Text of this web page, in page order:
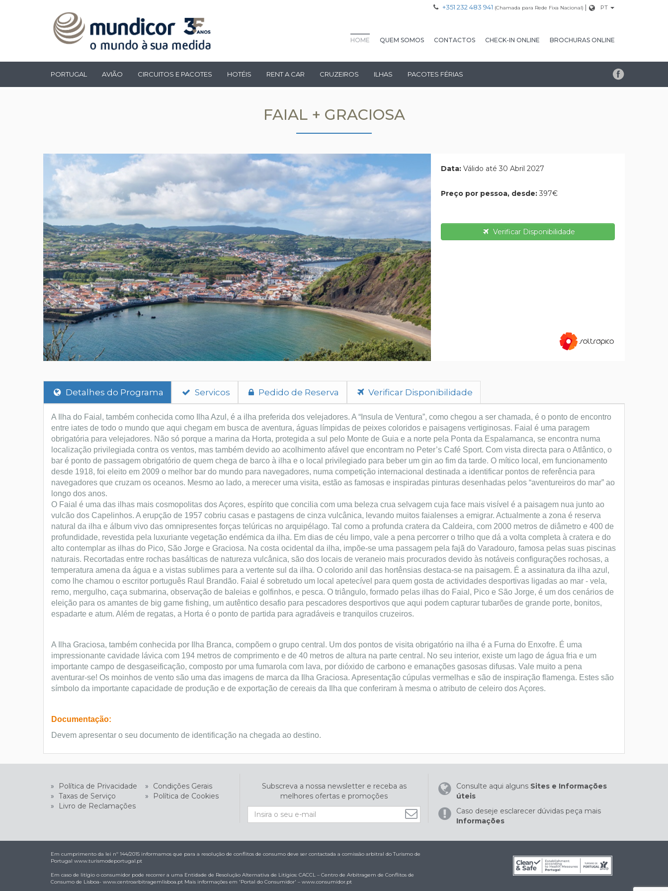
+351 232 483 941 (Chamada para Rede Fixa Nacional) | PT
HOME QUEM SOMOS CONTACTOS CHECK-IN ONLINE BROCHURAS ONLINE
PORTUGAL AVIÃO CIRCUITOS E PACOTES HOTÉIS RENT A CAR CRUZEIROS ILHAS PACOTES FÉRIAS
FAIAL + GRACIOSA
Data: Válido até 30 Abril 2027
Preço por pessoa, desde: 397€
Verificar Disponibilidade
Detalhes do Programa Servicos Pedido de Reserva Verificar Disponibilidade
A Ilha do Faial, também conhecida como Ilha Azul, é a ilha preferida dos velejadores. A “Insula de Ventura”, como chegou a ser chamada, é o ponto de encontro
entre iates de todo o mundo que aqui chegam em busca de aventura, águas límpidas de peixes coloridos e paisagens vertiginosas. Faial é uma paragem
obrigatória para velejadores. Não só porque a marina da Horta, protegida a sul pelo Monte de Guia e a norte pela Ponta da Espalamanca, se encontra numa
localização privilegiada contra os ventos, mas também devido ao acolhimento afável que encontram no Peter’s Café Sport. Com vista directa para o Atlântico, o
bar é ponto de passagem obrigatório de quem chega de barco à ilha e o local privilegiado para beber um gin ao fim da tarde. O mítico local, em funcionamento
desde 1918, foi eleito em 2009 o melhor bar do mundo para navegadores, numa competição internacional destinada a identificar pontos de referência para
navegadores que cruzam os oceanos. Mesmo ao lado, a merecer uma visita, estão as famosas e inspiradas pinturas desenhadas pelos “aventureiros do mar” ao
longo dos anos.
O Faial é uma das ilhas mais cosmopolitas dos Açores, espírito que concilia com uma beleza crua selvagem cuja face mais visível é a paisagem nua junto ao
vulcão dos Capelinhos. A erupção de 1957 cobriu casas e pastagens de cinza vulcânica, levando muitos faialenses a emigrar. Actualmente a zona é reserva
natural da ilha e álbum vivo das omnipresentes forças telúricas no arquipélago. Tal como a profunda cratera da Caldeira, com 2000 metros de diâmetro e 400 de
profundidade, revestida pela luxuriante vegetação endémica da ilha. Em dias de céu limpo, vale a pena percorrer o trilho que dá a volta completa à cratera e do
alto contemplar as ilhas do Pico, São Jorge e Graciosa. Na costa ocidental da ilha, impõe-se uma passagem pela fajã do Varadouro, famosa pelas suas piscinas
naturais. Recortadas entre rochas basálticas de natureza vulcânica, são dos locais de veraneio mais procurados devido às notáveis configurações rochosas, a
temperatura amena da água e a vistas sublimes para a vertente sul da ilha. O colorido anil das hortênsias destaca-se na paisagem. É a assinatura da ilha azul,
como lhe chamou o escritor português Raul Brandão. Faial é sobretudo um local apetecível para quem gosta de actividades desportivas ligadas ao mar - vela,
remo, mergulho, caça submarina, observação de baleias e golfinhos, e pesca. O triângulo, formado pelas ilhas do Faial, Pico e São Jorge, é um dos cenários de
eleição para os amantes de big game fishing, um autêntico desafio para pescadores desportivos que aqui podem capturar tubarões de grande porte, bonitos,
espadarte e atum. Além de regatas, a Horta é o ponto de partida para agradáveis e tranquilos cruzeiros.
A Ilha Graciosa, também conhecida por Ilha Branca, compõem o grupo central. Um dos pontos de visita obrigatório na ilha é a Furna do Enxofre. É uma
impressionante cavidade lávica com 194 metros de comprimento e de 40 metros de altura na parte central. No seu interior, existe um lago de água fria e um
importante campo de desgaseificação, composto por uma fumarola com lava, por dióxido de carbono e emanações gasosas difusas. Vale muito a pena
aventurar-se! Os moinhos de vento são uma das imagens de marca da Ilha Graciosa. Apresentação cúpulas vermelhas e são de inspiração flamenga. Estes são
símbolo da importante capacidade de produção e de exportação de cereais da Ilha que conferiram à mesma o atributo de celeiro dos Açores.
Documentação:
Devem apresentar o seu documento de identificação na chegada ao destino.
» Política de Privacidade »
Condições Gerais
» Taxas de Serviço »
Política de Cookies
»
Livro de Reclamações
Subscreva a nossa newsletter e receba as
melhores ofertas e promoções
Consulte aqui alguns Sites e Informações
úteis
Caso deseje esclarecer dúvidas peça mais
Informações
Em cumprimento da lei nº 144/2015 informamos que para a resolução de conflitos de consumo deve ser contactada a comissão arbitral do Turismo de
Portugal www.turismodeportugal.pt
Em caso de litígio o consumidor pode recorrer a uma Entidade de Resolução Alternativa de Litígios: CACCL – Centro de Arbitragem de Conflitos de
Consumo de Lisboa- www.centroarbitragemlisboa.pt Mais informações em 'Portal do Consumidor' – www.consumidor.pt